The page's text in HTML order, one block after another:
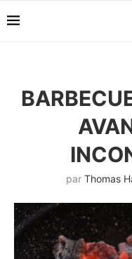
par Thomas